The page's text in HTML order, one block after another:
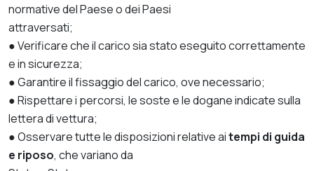
normative del Paese o dei Paesi
attraversati;
● Verificare che il carico sia stato eseguito correttamente
e in sicurezza;
● Garantire il fissaggio del carico, ove necessario;
● Rispettare i percorsi, le soste e le dogane indicate sulla
lettera di vettura;
● Osservare tutte le disposizioni relative aitempi di guida
e riposo, che variano da